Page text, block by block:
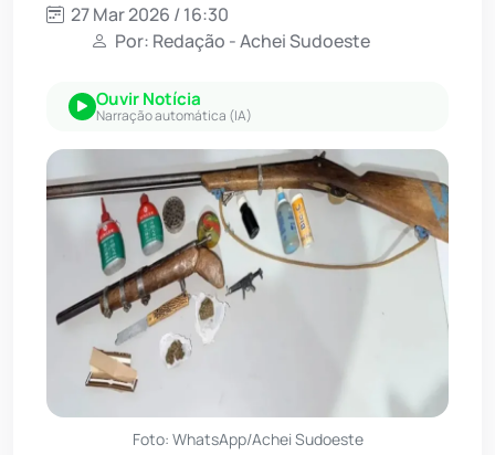
27 Mar 2026 / 16:30
Por: Redação - Achei Sudoeste
Ouvir Notícia
Narração automática (IA)
Foto: WhatsApp/Achei Sudoeste